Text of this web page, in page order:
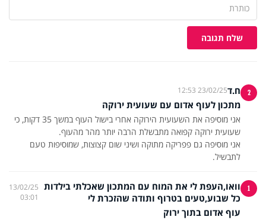
שלח תגובה
2 ח.ד23/02/25 12:53
מתכון לעוף אדום עם שעועית ירוקה
אני מוסיפה את השעועית הירוקה אחרי בישול העוף במשך 35 דקות, כי
אני מוסיפה גם פפריקה מתוקה ושיני שום קצוצות, שמוסיפות טעם
לתבשיל.
1
וואו,העפת לי את המוח עם המתכון שאכלתי בילדות
כל שבוע,טעים בטרוף ותודה שהזכרת לי
13/02/25
03:01
עוף אדום בתוך ירוק